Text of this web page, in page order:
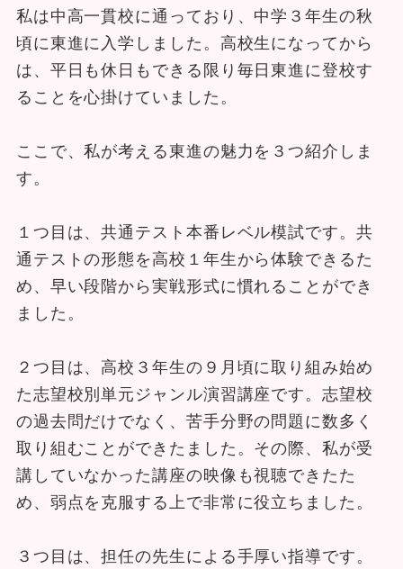
私は中高一貫校に通っており、中学３年生の秋
頃に東進に入学しました。高校生になってから
は、平日も休日もできる限り毎日東進に登校す
ることを心掛けていました。
ここで、私が考える東進の魅力を３つ紹介しま
す。
１つ目は、共通テスト本番レベル模試です。共
通テストの形態を高校１年生から体験できるた
め、早い段階から実戦形式に慣れることができ
ました。
２つ目は、高校３年生の９月頃に取り組み始め
た志望校別単元ジャンル演習講座です。志望校
の過去問だけでなく、苦手分野の問題に数多く
取り組むことができたました。その際、私が受
講していなかった講座の映像も視聴できたた
め、弱点を克服する上で非常に役立ちました。
３つ目は、担任の先生による手厚い指導です。